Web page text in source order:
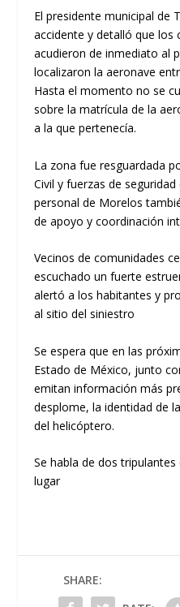
El presidente municipal de
accidente y detalló que los
acudieron de inmediato al
localizaron la aeronave
Hasta el momento no se
sobre la matrícula de la
a la que pertenecía.
La zona fue resguardada
Civil y fuerzas de
personal de Morelos
de apoyo y coordinación
Vecinos de comunidades
escuchado un fuerte
alertó a los habitantes y
al sitio del siniestro
Se espera que en las
Estado de México, junto
emitan información más
desplome, la identidad de
del helicóptero.
Se habla de dos
lugar
SHARE: